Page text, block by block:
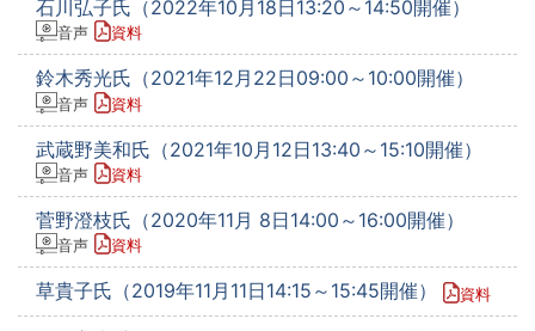
石川弘子氏（2022年10月18日13:20～14:50開催）
音声 資料
鈴木秀光氏（2021年12月22日09:00～10:00開催）
音声 資料
武蔵野美和氏（2021年10月12日13:40～15:10開催）
音声 資料
菅野澄枝氏（2020年11月 8日14:00～16:00開催）
音声 資料
草貴子氏（2019年11月11日14:15～15:45開催） 資料